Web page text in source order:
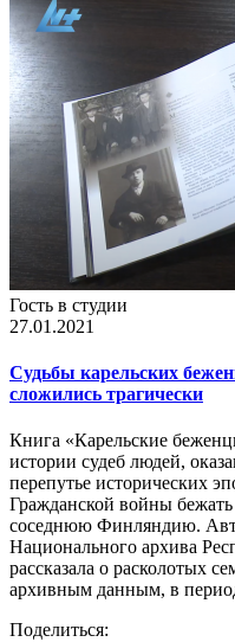
Гость в студии
27.01.2021
Судьбы карельских
сложились трагически
Книга «Карельские
истории судеб людей,
перепутье исторических
Гражданской войны
соседнюю Финляндию.
Национального архива
рассказала о расколотых
архивным данным, в
Поделиться: